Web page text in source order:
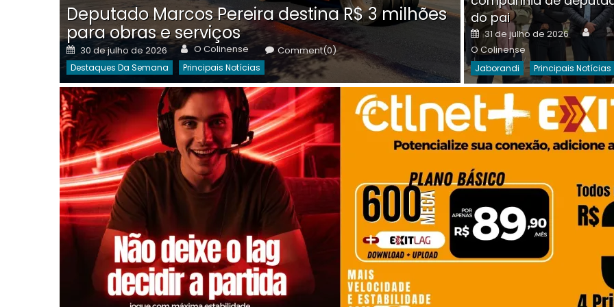
Deputado Marcos Pereira destina R$ 3 milhões
para obras e serviços
Posted
on
30 de julho de 2026 Author
O Colinense Comment(0)
Destaques Da Semana Principais Notícias
on
30 de julho de 2026 O
Destaques Da Semana
do pai
Posted
on
31 de julho de 2026
O Colinense
Jaborandi Principais Notícias